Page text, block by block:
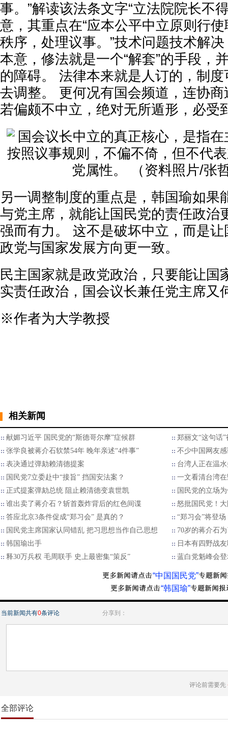
事。”解读该法条文字“立法院院长不
意，其重点在“应本公平中立原则行
秩序，处理议事。”技术问题技术解
本意，修法就是一个“解套”的手段，
的障碍。 法律本来就是人订的，制
去调整。 更何况有国会频道，连协
若偏颇不中立，绝对无所遁形，必受
另一调整制度的重点是，韩国瑜如果
与党主席，就能让国民党的责任政治
强而有力。 这不是破坏中立，而是
政党与国家发展方向更一致。
民主国家就是政党政治，只要能让国
实责任政治，国会议长兼任党主席又
※作者为大学教授
相关新闻
献媚习近平 国民党的“斯德哥尔摩”症候群
郑丽文“这句话
张学良被蒋介石软禁54年 晚年亲述“4件事”
不少中国网友
表决通过弹劾赖清德提案
台湾人正在温
国民党7立委赴中“接旨” 挡国安法案？
一文看清台湾
正式提案弹劾总统 阻止赖清德变袁世凯
国民党的立场
谁出卖了蒋介石？斩首轰炸背后的红色间谍
怒批国民党！
答应北京3条件促成“郑习会” 是真的？
“郑习会”将登
国民党主席国家认同错乱 把习思想当作自己思想
70岁的蒋介石
韩国瑜出手
日本有四野战
释30万兵权 毛周联手 史上最密集“策反”
蓝白党魁峰会
“中国国民党”
“韩国瑜”
当前新闻共有0条评论 分享到：
评论前需要先
全部评论